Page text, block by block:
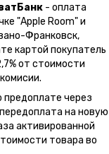
- оплата
"Apple Room" и
Франковск,
картой покупатель
от стоимости
предоплате через
на новую
активированной
товара во